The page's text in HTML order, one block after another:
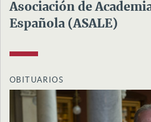
Asociación de
Española (ASALE)
OBITUARIOS